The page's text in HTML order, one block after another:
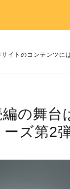
イトのコンテンツ
編の舞
ーズ第